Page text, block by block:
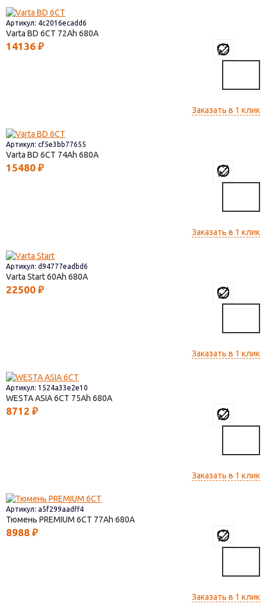
Артикул: 4c2016ecadd6
Varta BD 6CT 72 680
14136 ₽
Заказать в 1 клик
Артикул: cf5e3bb77655
Varta BD 6CT 74 680
15480 ₽
Заказать в 1 клик
Артикул: d94777eadbd6
Varta Start60 680
22500 ₽
Заказать в 1 клик
Артикул: 1524a33e2e10
WESTA ASIA 6СТ 75 680
8712 ₽
Заказать в 1 клик
Артикул: a5f299aadff4
Тюмень PREMIUM 6CT 77 680
8988 ₽
Заказать в 1 клик